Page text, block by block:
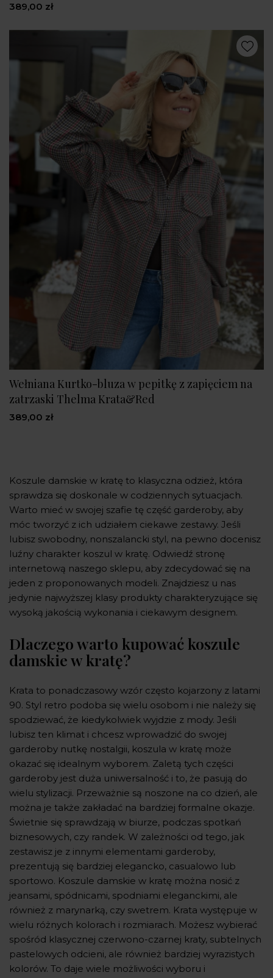
389,00 zł
Wełniana Kurtko-bluza w pepitkę z zapięciem na
zatrzaski Thelma Krata&Red
389,00 zł
Koszule damskie w kratę to klasyczna odzież, która
sprawdza się doskonale w codziennych sytuacjach.
Warto mieć w swojej szafie tę część garderoby, aby
móc tworzyć z ich udziałem ciekawe zestawy. Jeśli
lubisz swobodny, nonszalancki styl, na pewno docenisz
luźny charakter koszul w kratę. Odwiedź stronę
internetową naszego sklepu, aby zdecydować się na
jeden z proponowanych modeli. Znajdziesz u nas
jedynie najwyższej klasy produkty charakteryzujące się
wysoką jakością wykonania i ciekawym designem.
Dlaczego warto kupować koszule
damskie w kratę?
Krata to ponadczasowy wzór często kojarzony z latami
90. Styl retro podoba się wielu osobom i nie należy się
spodziewać, że kiedykolwiek wyjdzie z mody. Jeśli
lubisz ten klimat i chcesz wprowadzić do swojej
garderoby nutkę nostalgii, koszula w kratę może
okazać się idealnym wyborem. Zaletą tych części
garderoby jest duża uniwersalność i to, że pasują do
wielu stylizacji. Przeważnie są noszone na co dzień, ale
można je także zakładać na bardziej formalne okazje.
Świetnie się sprawdzają w biurze, podczas spotkań
biznesowych, czy randek. W zależności od tego, jak
zestawisz je z innymi elementami garderoby,
prezentują się bardziej elegancko, casualowo lub
sportowo. Koszule damskie w kratę można nosić z
jeansami, spódnicami, spodniami eleganckimi, ale
również z marynarką, czy swetrem. Krata występuje w
wielu różnych kolorach i rozmiarach. Możesz wybierać
spośród klasycznej czerwono-czarnej kraty, subtelnych
pastelowych odcieni, ale również bardziej wyrazistych
kolorów. To daje wiele możliwości wyboru i